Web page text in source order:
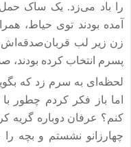
را باد می‌زد. یک ساک حمل
آمده بودند توی حیاط،
زن زیر لب
پسرم انتخاب کرده بودند،
لحظه‌ای‌ به سرم زد که
اما باز فکر کردم چطور
کنم؟ عرفان دوباره گریه
چهارزانو نشستم و بچه را